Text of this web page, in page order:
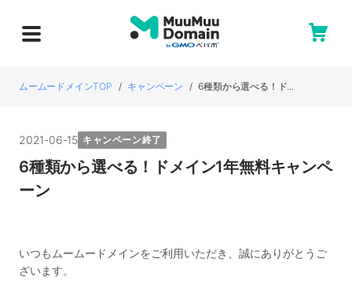
ムームードメインTOP キャンペーン 6種類から選べる！ド...
2021-06-15 キャンペーン終了
6種類から選べる！ドメイン1年無料キャンペ
ーン
いつもムームードメインをご利用いただき、誠にありがとうご
ざいます。